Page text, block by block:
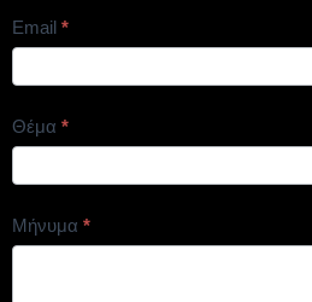
Email *
Θέμα *
Μήνυμα *